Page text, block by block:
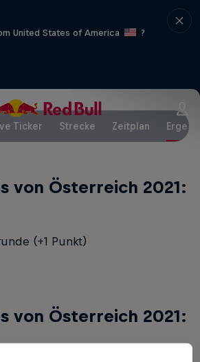
United States of America
?
Ticker Strecke Zeitplan
von Österreich 2021:
(+1 Punkt)
von Österreich 2021: